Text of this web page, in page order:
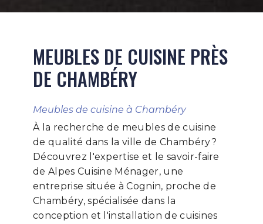
MEUBLES DE CUISINE PRÈS
DE CHAMBÉRY
Meubles de cuisine à Chambéry
À la recherche de meubles de cuisine
de qualité dans la ville de Chambéry?
Découvrez l'expertise et le savoir-faire
de Alpes Cuisine Ménager, une
entreprise située à Cognin, proche de
Chambéry, spécialisée dans la
conception et l'installation de cuisines